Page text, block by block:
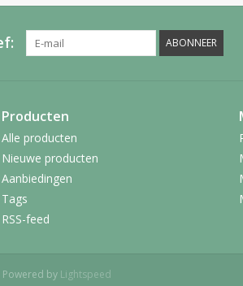
ABONNEER
Producten
Alle producten
Nieuwe producten
Aanbiedingen
Tags
RSS-feed
by Lightspeed